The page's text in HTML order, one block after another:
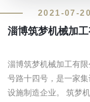
2021-07-20
淄博筑梦机械加工
淄博筑梦机械加工有
号路十四号，是一家
设施制造企业。 筑梦